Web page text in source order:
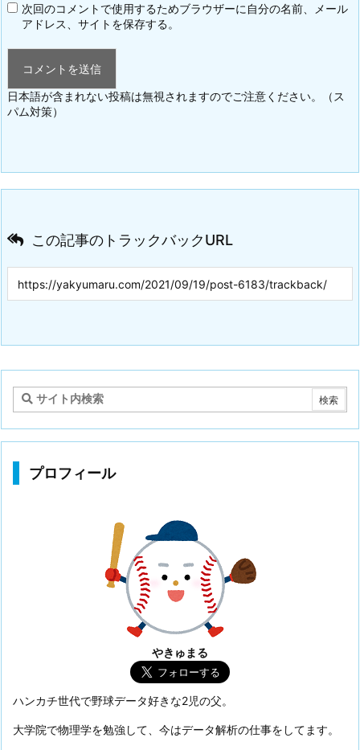
次回のコメントで使用するためブラウザーに自分の名前、メール
アドレス、サイトを保存する。
日本語が含まれない投稿は無視されますのでご注意ください。（ス
パム対策）
この記事のトラックバックURL
プロフィール
やきゅまる
ハンカチ世代で野球データ好きな2児の父。
大学院で物理学を勉強して、今はデータ解析の仕事をしてます。